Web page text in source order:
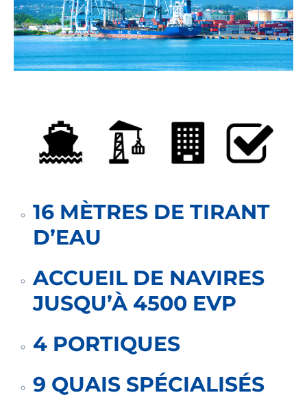
16 MÈTRES DE TIRANT
D’EAU
ACCUEIL DE NAVIRES
JUSQU’À 4500 EVP
4 PORTIQUES
9 QUAIS SPÉCIALISÉS